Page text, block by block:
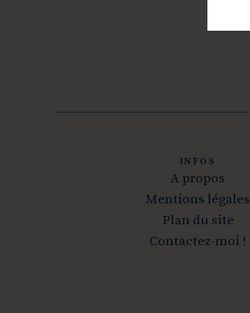
INFOS
A propos
Mentions légales
Plan du site
Contactez-moi !